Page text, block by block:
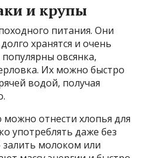
и крупы
питания. Они
хранятся и очень
овсянка,
Их можно быстро
водой, получая
отнести хлопья для
употреблять даже без
молоком или